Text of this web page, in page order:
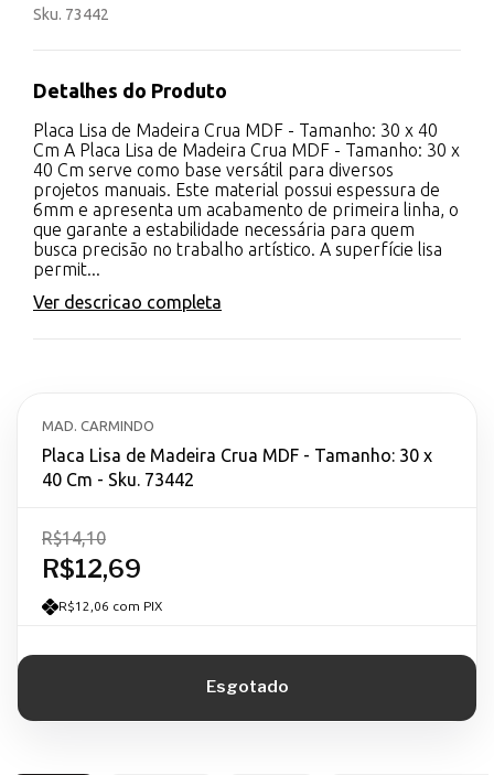
Sku. 73442
Detalhes do Produto
Placa Lisa de Madeira Crua MDF - Tamanho: 30 x 40
Cm A Placa Lisa de Madeira Crua MDF - Tamanho: 30 x
40 Cm serve como base versátil para diversos
projetos manuais. Este material possui espessura de
6mm e apresenta um acabamento de primeira linha, o
que garante a estabilidade necessária para quem
busca precisão no trabalho artístico. A superfície lisa
permit...
Ver descricao completa
MAD. CARMINDO
Placa Lisa de Madeira Crua MDF - Tamanho: 30 x
40 Cm - Sku. 73442
R$12,69
R$14,10
R$12,06 com PIX